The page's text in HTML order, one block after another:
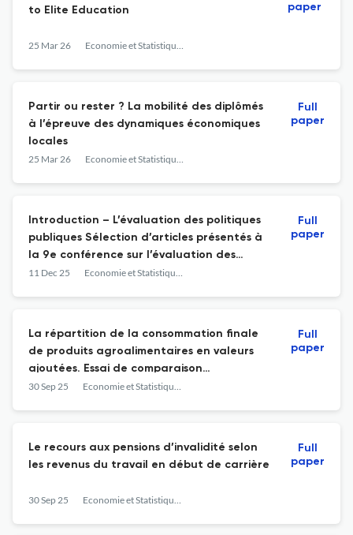
to Elite Education
25 Mar 26 Economie et Statistique / Economics and Statistics
paper
Partir ou rester ? La mobilité des diplômés
à l’épreuve des dynamiques économiques
locales
25 Mar 26 Economie et Statistique / Economics and Statistics
Full
paper
Introduction – L’évaluation des politiques
publiques Sélection d’articles présentés à
la 9e conférence sur l’évaluation des
politiques publiques organisée par l’AFSE
11 Dec 25 Economie et Statistique / Economics and Statistics
Full
paper
La répartition de la consommation finale
de produits agroalimentaires en valeurs
ajoutées. Essai de comparaison
européenne
30 Sep 25 Economie et Statistique / Economics and Statistics
Full
paper
Le recours aux pensions d’invalidité selon
les revenus du travail en début de carrière
30 Sep 25 Economie et Statistique / Economics and Statistics
Full
paper